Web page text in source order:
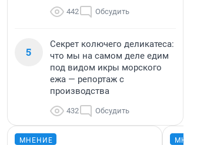
442 Обсудить
5
Секрет колючего деликатеса:
что мы на самом деле едим
под видом икры морского
ежа — репортаж с
производства
432 Обсудить
МНЕНИЕ